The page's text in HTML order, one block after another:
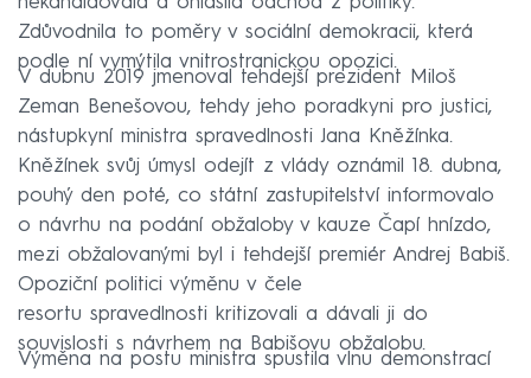
Zdůvodnila to poměry v sociální demokracii, která
podle ní vymýtila vnitrostranickou opozici.
V dubnu 2019 jmenoval tehdejší prezident Miloš
Zeman Benešovou, tehdy jeho poradkyni pro justici,
nástupkyní ministra spravedlnosti Jana Kněžínka.
Kněžínek svůj úmysl odejít z vlády oznámil 18. dubna,
pouhý den poté, co státní zastupitelství informovalo
o návrhu na podání obžaloby v kauze Čapí hnízdo,
mezi obžalovanými byl i tehdejší premiér Andrej Babiš.
Opoziční politici výměnu v čele
resortu spravedlnosti kritizovali a dávali ji do
souvislosti s návrhem na Babišovu obžalobu.
Výměna na postu ministra spustila vlnu demonstrací